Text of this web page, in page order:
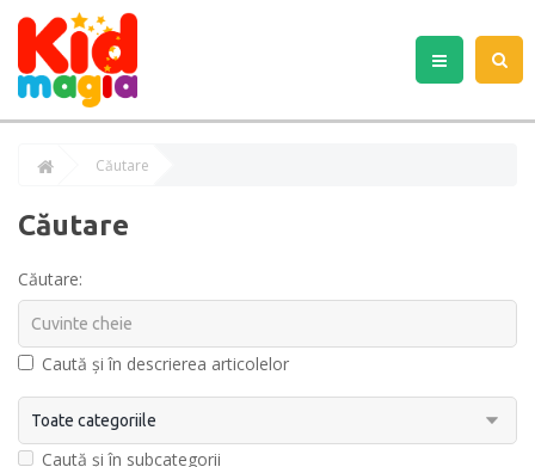
Căutare
Căutare
Căutare:
Caută și în descrierea articolelor
Caută și în subcategorii